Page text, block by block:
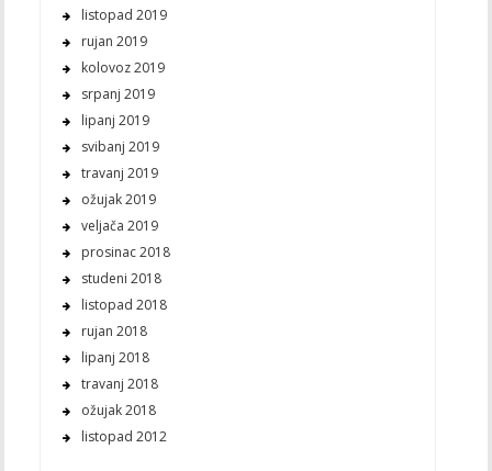
listopad 2019
rujan 2019
kolovoz 2019
srpanj 2019
lipanj 2019
svibanj 2019
travanj 2019
ožujak 2019
veljača 2019
prosinac 2018
studeni 2018
listopad 2018
rujan 2018
lipanj 2018
travanj 2018
ožujak 2018
listopad 2012